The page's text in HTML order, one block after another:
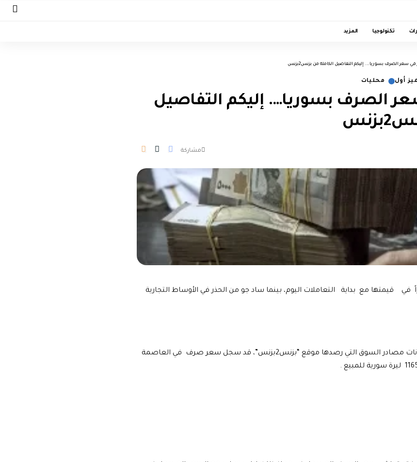
تكنولوجيا المزيد
في سعر الصرف بسوريا…. إليكم التفاصيل الكاملة من بزنس2بزنس
أول محليات
الصرف بسوريا…. إليكم التفاصيل
مشاركة
في قيمتها مع بداية التعاملات اليوم، بينما ساد جو من الحذر في الأوساط التجارية
وكان الدولار الأميركي بحسب بيانات مصادر السوق التي رصدها موقع “بزنس2بزنس”، قد سجل سعر صرف في العاصمة